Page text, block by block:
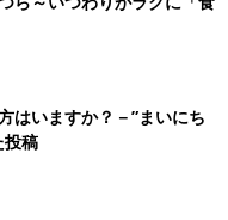
はいますか？－”まいにち
投稿